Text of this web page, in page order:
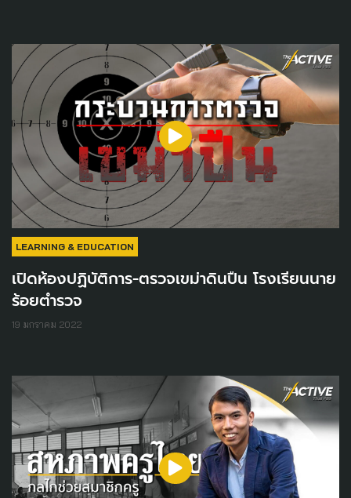
LEARNING & EDUCATION
เปิดห้องปฏิบัติการ-ตรวจเขม่าดินปืน โรงเรียนนาย
ร้อยตำรวจ
19 มกราคม 2022